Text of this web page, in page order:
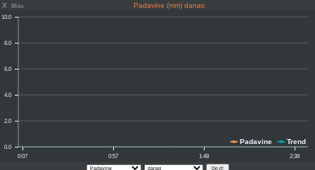
X Blizu Padavine (mm) danas